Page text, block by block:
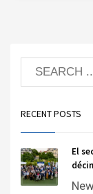
RECENT POSTS
El